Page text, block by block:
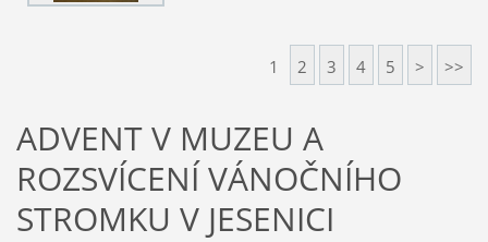
1 2 3 4 5 > >>
ADVENT V MUZEU A
ROZSVÍCENÍ VÁNOČNÍHO
STROMKU V JESENICI